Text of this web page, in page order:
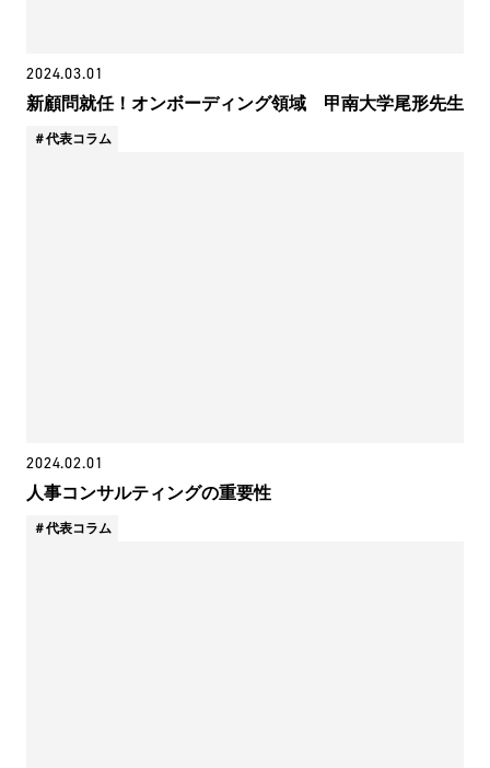
2024.03.01
新顧問就任！オンボーディング領域 甲南大学尾形先生
代表コラム
2024.02.01
人事コンサルティングの重要性
代表コラム